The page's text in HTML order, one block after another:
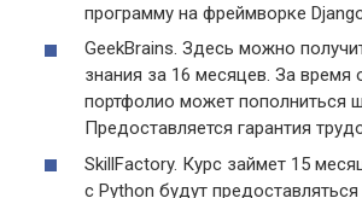
программу на фреймворке
GeekBrains. Здесь можно
знания за 16 месяцев. За время
портфолио может пополниться
Предоставляется гарантия
SkillFactory. Курс займет 15
с Python будут